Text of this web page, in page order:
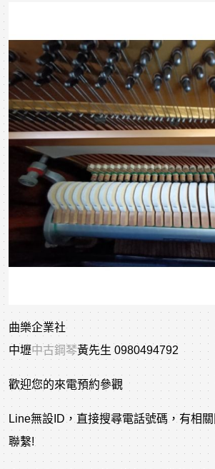
曲樂企業社
中壢中古鋼琴黃先生 0980494792
歡迎您的來電預約參觀
Line無設ID，直接搜尋電話號碼，有相
聯繫!